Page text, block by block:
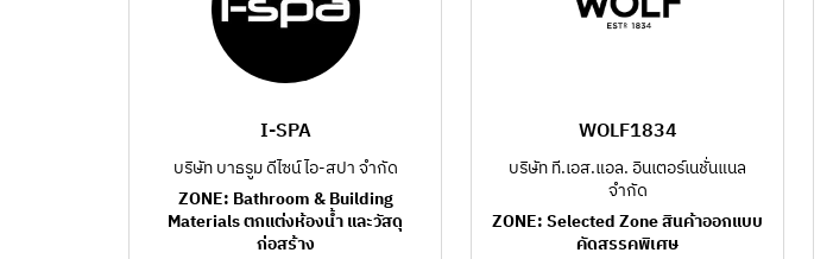
I-SPA
บริษัท บาธรูม ดีไซน์ ไอ-สปา จำกัด
ZONE: Bathroom & Building
Materials ตกแต่งห้องน้ำ และวัสดุ
ก่อสร้าง
WOLF1834
บริษัท ที.เอส.แอล. อินเตอร์เนชั่นแนล
จำกัด
ZONE: Selected Zone สินค้าออกแบบ
คัดสรรคพิเศษ